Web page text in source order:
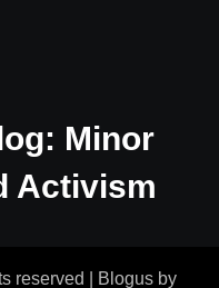
Minor
Activism
reserved Blogus by